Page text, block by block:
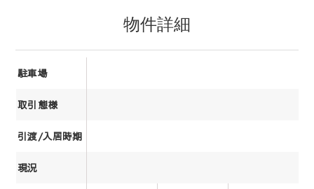
物件詳細
駐車場
取引態様
引渡/入居時期
現況